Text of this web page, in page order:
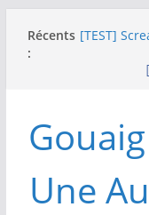
Récents
:
[TEST]
SWITCH
SNK
NEOGEO
Une